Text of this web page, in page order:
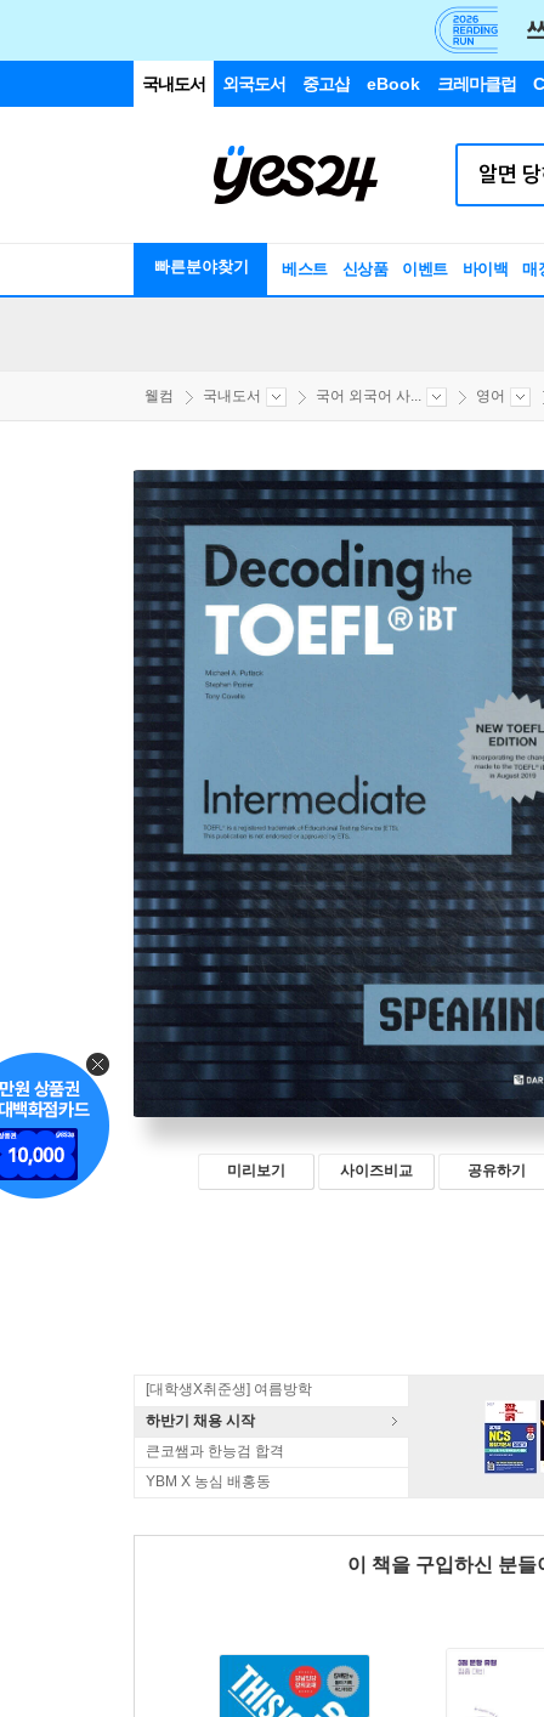
국내도서 외국도서 중고샵 eBook 크레마클럽
빠른분야찾기 베스트 신상품 이벤트 바이백 매
웰컴 국내도서 국어 외국어 사... 영어
미리보기 사이즈비교 공유하기
[대학생X취준생] 여름방학
하반기 채용 시작
큰코쌤과 한능검 합격
YBM X 농심 배홍동
이 책을 구입하신 분